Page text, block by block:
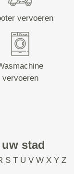
vervoeren
vervoeren
stad
S T U V W X Y Z